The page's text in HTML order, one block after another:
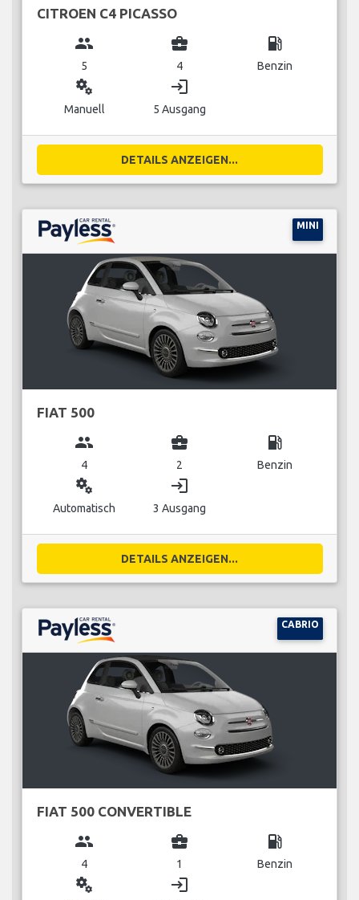
CITROEN C4 PICASSO
group
5
business_center
4
local_gas_station
Benzin
miscellaneous_services
Manuell
login
5 Ausgang
DETAILS ANZEIGEN...
MINI
FIAT 500
group
4
business_center
2
local_gas_station
Benzin
miscellaneous_services
Automatisch
login
3 Ausgang
DETAILS ANZEIGEN...
CABRIO
FIAT 500 CONVERTIBLE
group
4
business_center
1
local_gas_station
Benzin
miscellaneous_services login